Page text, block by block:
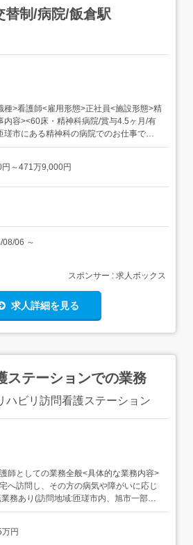
替制/病院/飯倉駅
種>看護師<雇用形態>正社員<施設形態>精
内容><60床・精神科病院/賞与4.5ヶ月/有
瑳市にある精神科の病院でのお仕事です!
全般・精神科、心療内科、内科の外来に
)・その他医師の指示による看護業務病
～471万9,000円
08/06 ～
スポンサー : 求人ボックス
求人詳細を見る
ステーションでの業務
ハビリ訪問看護ステーション
護師としての業務全般<具体的な業務内容>
へ訪問し、その方の病気や障がいに応じ
務あり(訪問地域:匝瑳市内、旭市一部、
光町、山武市一部) オンコール対応あり
】実務経験 病棟/訪問看護/電子カルテ
円